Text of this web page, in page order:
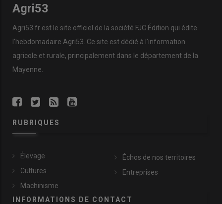
Agri53
Agri53.fr est le site officiel de la société FJC Édition qui édite
l’hebdomadaire Agri53. Ce site est dédié à l’information
agricole et rurale, principalement dans le département de la
Mayenne.
RUBRIQUES
Élevage
Cultures
Machinisme
Échos de nos territoires
Entreprises
INFORMATIONS DE CONTACT